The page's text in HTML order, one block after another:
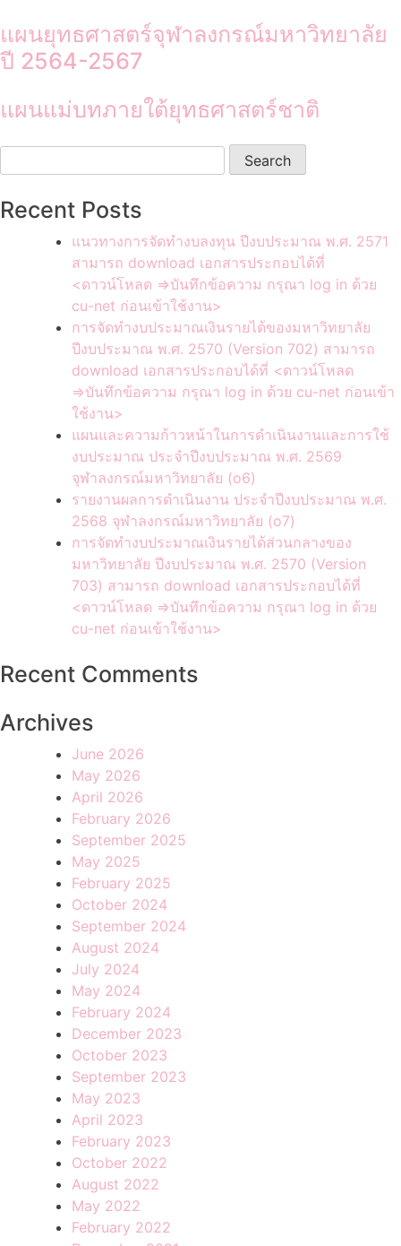
แผนยุทธศาสตร์จุฬาลงกรณ์มหาวิทยาลัย
ปี 2564-2567
แผนแม่บทภายใต้ยุทธศาสตร์ชาติ
for:
Recent Posts
แนวทางการจัดทำงบลงทุน ปีงบประมาณ พ.ศ. 2571
สามารถ download เอกสารประกอบได้ที่
<ดาวน์โหลด =>บันทึกข้อความ กรุณา log in ด้วย
cu-net ก่อนเข้าใช้งาน>
การจัดทำงบประมาณเงินรายได้ของมหาวิทยาลัย
ปีงบประมาณ พ.ศ. 2570 (Version 702) สามารถ
download เอกสารประกอบได้ที่ <ดาวน์โหลด
=>บันทึกข้อความ กรุณา log in ด้วย cu-net ก่อนเข้า
ใช้งาน>
แผนและความก้าวหน้าในการดำเนินงานและการใช้
งบประมาณ ประจำปีงบประมาณ พ.ศ. 2569
จุฬาลงกรณ์มหาวิทยาลัย (o6)
รายงานผลการดำเนินงาน ประจำปีงบประมาณ พ.ศ.
2568 จุฬาลงกรณ์มหาวิทยาลัย (o7)
การจัดทำงบประมาณเงินรายได้ส่วนกลางของ
มหาวิทยาลัย ปีงบประมาณ พ.ศ. 2570 (Version
703) สามารถ download เอกสารประกอบได้ที่
<ดาวน์โหลด =>บันทึกข้อความ กรุณา log in ด้วย
cu-net ก่อนเข้าใช้งาน>
Recent Comments
Archives
June 2026
May 2026
April 2026
February 2026
September 2025
May 2025
February 2025
October 2024
September 2024
August 2024
July 2024
May 2024
February 2024
December 2023
October 2023
September 2023
May 2023
April 2023
February 2023
October 2022
August 2022
May 2022
February 2022